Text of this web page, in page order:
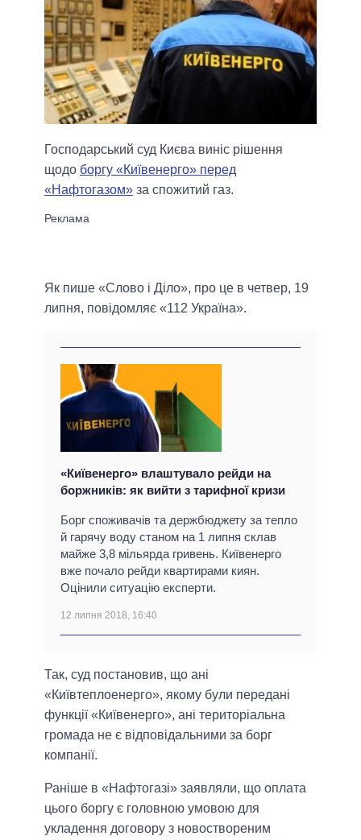
Господарський суд Києва виніс рішення
щодо боргу «Київенерго» перед
«Нафтогазом» за спожитий газ.
Як пише «Слово і Діло», про це в четвер, 19
липня, повідомляє «112 Україна».
«Київенерго» влаштувало рейди на
боржників: як вийти з тарифної кризи
Борг споживачів та держбюджету за тепло
й гарячу воду станом на 1 липня склав
майже 3,8 мільярда гривень. Київенерго
вже почало рейди квартирами киян.
Оцінили ситуацію експерти.
12 липня 2018, 16:40
Так, суд постановив, що ані
«Київтеплоенерго», якому були передані
функції «Київенерго», ані територіальна
громада не є відповідальними за борг
компанії.
Раніше в «Нафтогазі» заявляли, що оплата
цього боргу є головною умовою для
укладення договору з новоствореним